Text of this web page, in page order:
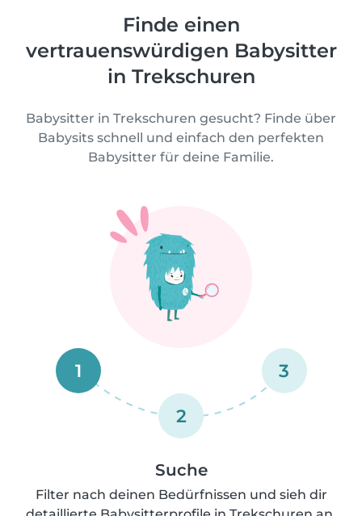
Finde einen
vertrauenswürdigen Babysitter
in Trekschuren
Babysitter in Trekschuren gesucht? Finde über
Babysits schnell und einfach den perfekten
Babysitter für deine Familie.
1
2
3
Suche
Filter nach deinen Bedürfnissen und sieh dir